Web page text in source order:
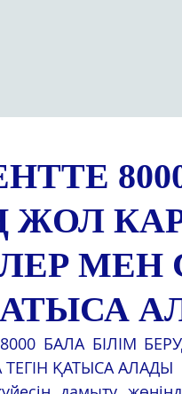
ЖОЛ
МЕН
ҚАТЫСА АЛАДЫ